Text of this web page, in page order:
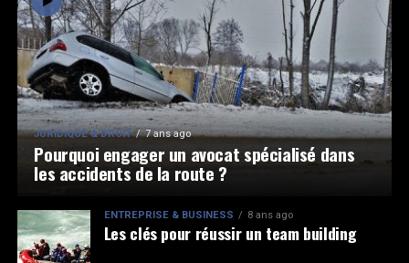
JURIDIQUE & DROIT 7 ans ago
Pourquoi engager un avocat spécialisé dans
les accidents de la route ?
ENTREPRISE & BUSINESS 8 ans ago
Les clés pour réussir un team building